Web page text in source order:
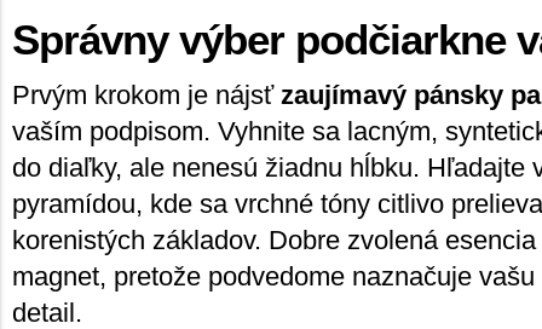
Správny výber podčiarkne
Prvým krokom je nájsť zaujímavý pánsky
vaším podpisom. Vyhnite sa lacným,
do diaľky, ale nenesú žiadnu hĺbku. Hľadajte
pyramídou, kde sa vrchné tóny citlivo
korenistých základov. Dobre zvolená
magnet, pretože podvedome naznačuje
detail.